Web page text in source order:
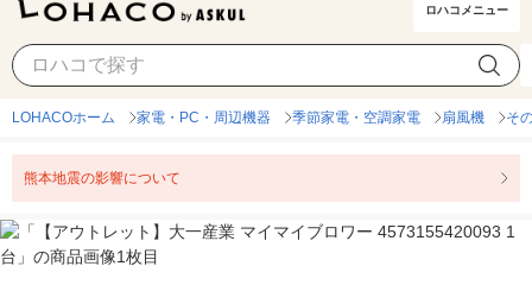
ロハコメニュー
LOHACOホーム 家電・PC・周辺機器 季節家電・空調家電 扇風機 そ
熊本地震の影響について